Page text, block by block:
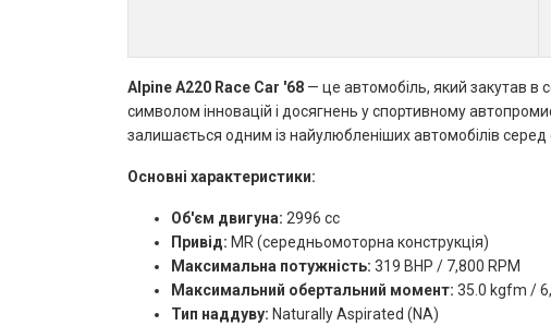
Alpine A220 Race Car '68 — це автомобіль, який закутав в
символом інновацій і досягнень у спортивному
залишається одним із найулюбленіших автомобілів серед
Основні характеристики:
Об'єм двигуна: 2996 cc
Привід: MR (середньомоторна конструкція)
Максимальна потужність: 319 BHP / 7,800 RPM
Максимальний обертальний момент: 35.0 kgfm /
Тип наддуву: Naturally Aspirated (NA)